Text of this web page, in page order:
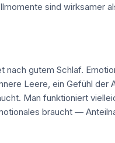
sind wirksamer
nach gutem Schlaf.
Leere, ein Gefühl der
Man funktioniert
braucht —